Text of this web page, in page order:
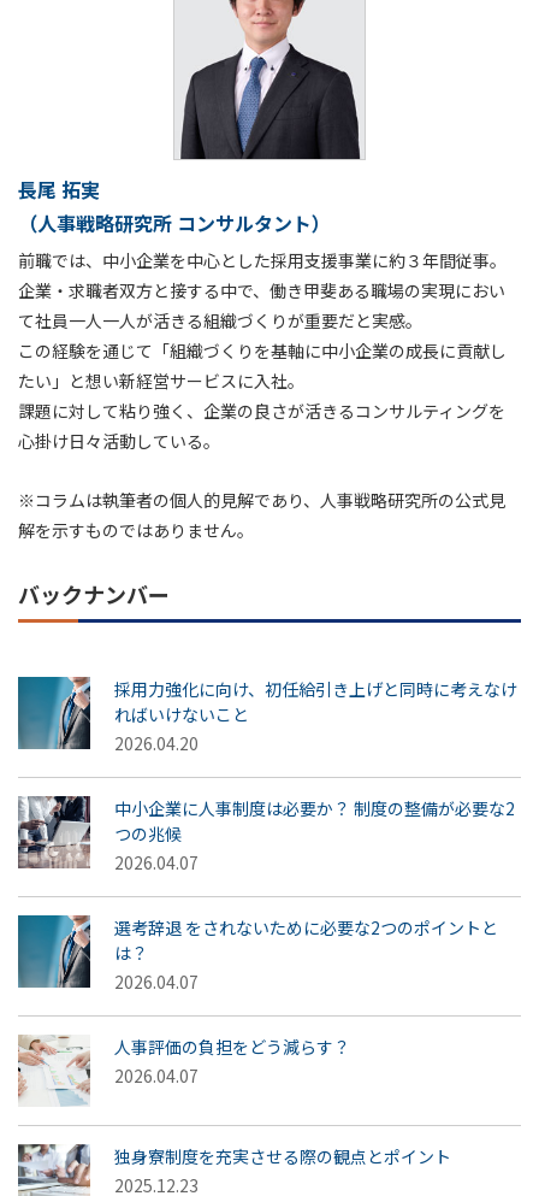
長尾 拓実
（人事戦略研究所 コンサルタント）
前職では、中小企業を中心とした採用支援事業に約３年間従事。
企業・求職者双方と接する中で、働き甲斐ある職場の実現におい
て社員一人一人が活きる組織づくりが重要だと実感。
この経験を通じて「組織づくりを基軸に中小企業の成長に貢献し
たい」と想い新経営サービスに入社。
課題に対して粘り強く、企業の良さが活きるコンサルティングを
心掛け日々活動している。
※コラムは執筆者の個人的見解であり、人事戦略研究所の公式見
解を示すものではありません。
バックナンバー
採用力強化に向け、初任給引き上げと同時に考えなけ
ればいけないこと
2026.04.20
中小企業に人事制度は必要か？ 制度の整備が必要な2
つの兆候
2026.04.07
選考辞退 をされないために必要な2つのポイントと
は？
2026.04.07
人事評価の負担をどう減らす？
2026.04.07
独身寮制度を充実させる際の観点とポイント
2025.12.23